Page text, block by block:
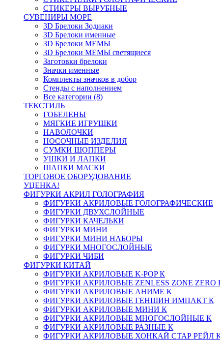
СТИКЕРЫ ВЫРУБНЫЕ
СУВЕНИРЫ МОРЕ
3D Брелоки Зодиаки
3D Брелоки именные
3D Брелоки МЕМЫ
3D Брелоки МЕМЫ светящиеся
Заготовки брелоки
Значки именные
Комплекты значков в добор
Стенды с наполнением
Все категории (8)
ТЕКСТИЛЬ
ГОБЕЛЕНЫ
МЯГКИЕ ИГРУШКИ
НАВОЛОЧКИ
НОСОЧНЫЕ ИЗДЕЛИЯ
СУМКИ ШОППЕРЫ
УШКИ И ЛАПКИ
ШАПКИ МАСКИ
ТОРГОВОЕ ОБОРУДОВАНИЕ
УЦЕНКА!
ФИГУРКИ АКРИЛ ГОЛОГРАФИЯ
ФИГУРКИ АКРИЛОВЫЕ ГОЛОГРАФИЧЕСКИЕ
ФИГУРКИ ДВУХСЛОЙНЫЕ
ФИГУРКИ КАЧЕЛЬКИ
ФИГУРКИ МИНИ
ФИГУРКИ МИНИ НАБОРЫ
ФИГУРКИ МНОГОСЛОЙНЫЕ
ФИГУРКИ ЧИБИ
ФИГУРКИ КИТАЙ
ФИГУРКИ АКРИЛОВЫЕ K-POP К
ФИГУРКИ АКРИЛОВЫЕ ZENLESS ZONE ZERO
ФИГУРКИ АКРИЛОВЫЕ АНИМЕ К
ФИГУРКИ АКРИЛОВЫЕ ГЕНШИН ИМПАКТ К
ФИГУРКИ АКРИЛОВЫЕ МИНИ К
ФИГУРКИ АКРИЛОВЫЕ МНОГОСЛОЙНЫЕ К
ФИГУРКИ АКРИЛОВЫЕ РАЗНЫЕ К
ФИГУРКИ АКРИЛОВЫЕ ХОНКАЙ СТАР РЕЙЛ